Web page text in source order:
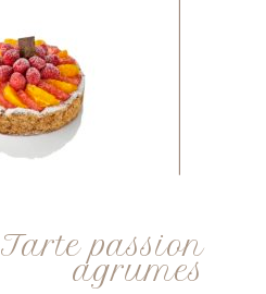
Tarte passion
agrumes